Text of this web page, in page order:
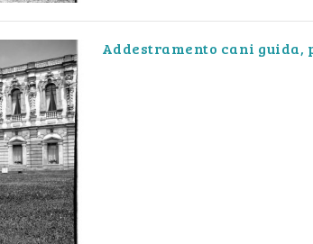
Addestramento cani guida,